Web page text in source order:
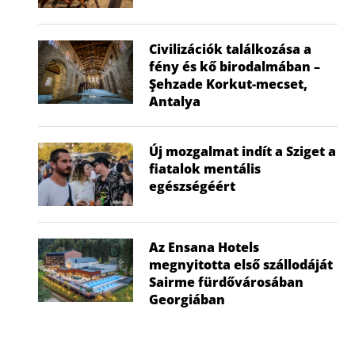
Civilizációk találkozása a
fény és kő birodalmában –
Şehzade Korkut-mecset,
Antalya
Új mozgalmat indít a Sziget a
fiatalok mentális
egészségéért
Az Ensana Hotels
megnyitotta első szállodáját
Sairme fürdővárosában
Georgiában